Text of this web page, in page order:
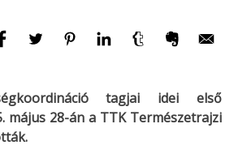
tagjai idei első
május 28-án a TTK Természetrajzi